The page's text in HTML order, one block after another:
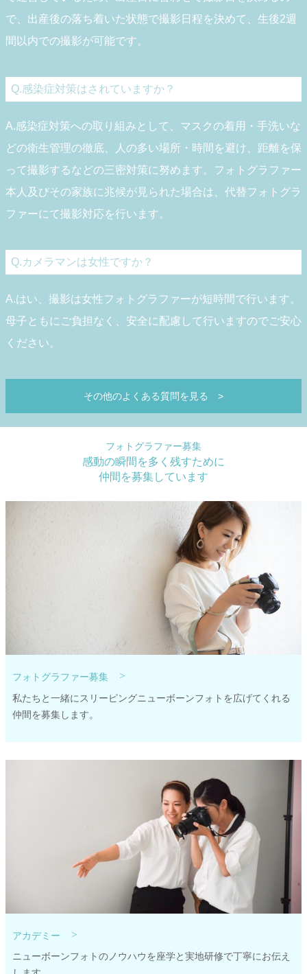
で、出産後の落ち着いた状態で撮影日程を決めて、生後2週
間以内での撮影が可能です。
Q.感染症対策はされていますか？
A.感染症対策への取り組みとして、マスクの着用・手洗いな
どの衛生管理の徹底、人の多い場所・時間を避け、距離を保
って撮影するなどの三密対策に努めます。フォトグラファー
本人及びその家族に兆候が見られた場合は、代替フォトグラ
ファーにて撮影対応を行います。
Q.カメラマンは女性ですか？
A.はい、撮影は女性フォトグラファーが短時間で行います。
母子ともにご負担なく、安全に配慮して行いますのでご安心
ください。
その他のよくある質問を見る >
フォトグラファー募集
感動の瞬間を多く残すために
仲間を募集しています
フォトグラファー募集 >
私たちと一緒にスリーピングニューボーンフォトを広げてくれる
仲間を募集します。
アカデミー >
ニューボーンフォトのノウハウを座学と実地研修で丁寧にお伝え